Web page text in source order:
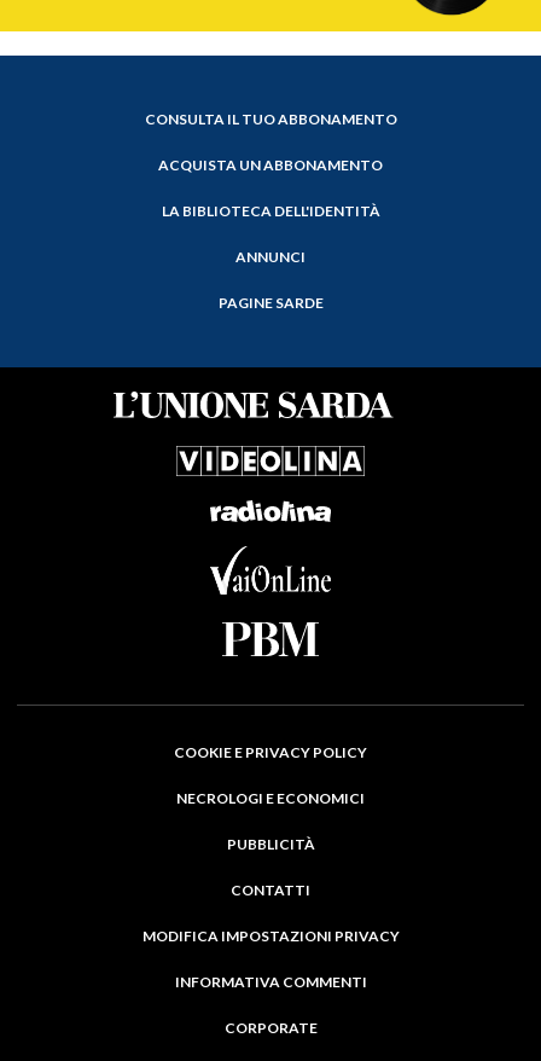
CONSULTA IL TUO ABBONAMENTO
ACQUISTA UN ABBONAMENTO
LA BIBLIOTECA DELL'IDENTITÀ
ANNUNCI
PAGINE SARDE
COOKIE E PRIVACY POLICY
NECROLOGI E ECONOMICI
PUBBLICITÀ
CONTATTI
MODIFICA IMPOSTAZIONI PRIVACY
INFORMATIVA COMMENTI
CORPORATE